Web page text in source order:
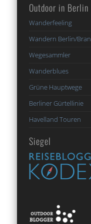
Outdoor in
Wanderfeeling
Wandern Berlin/
Wegesammler
Wanderblues
Grüne Hauptwege
Berliner Gürtellinie
Havelland Touren
Siegel